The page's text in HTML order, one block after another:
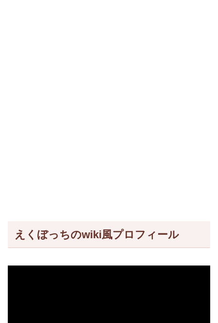
えくぼっちのwiki風プロフィール